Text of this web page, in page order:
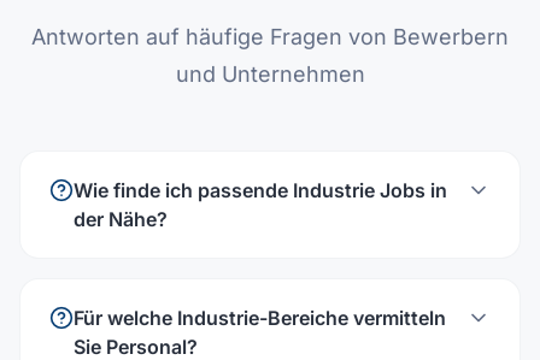
Antworten auf häufige Fragen von Bewerbern
und Unternehmen
Wie finde ich passende Industrie Jobs in
der Nähe?
Für welche Industrie-Bereiche vermitteln
Sie Personal?